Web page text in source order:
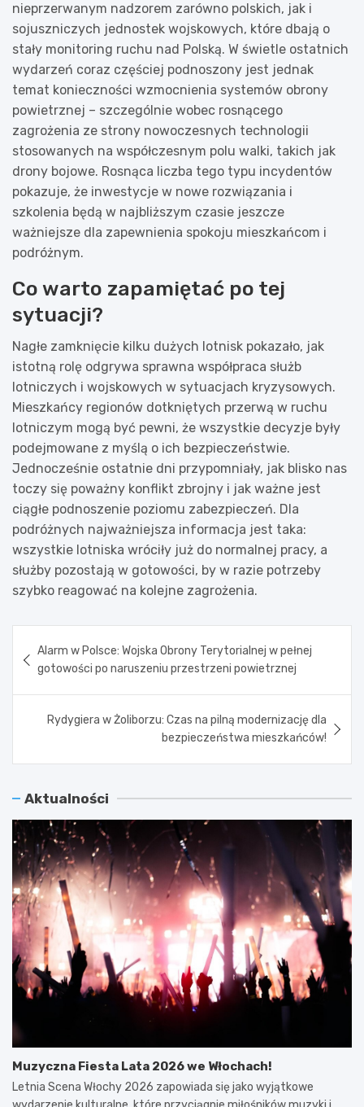
nieprzerwanym nadzorem zarówno polskich, jak i
sojuszniczych jednostek wojskowych, które dbają o
stały monitoring ruchu nad Polską. W świetle ostatnich
wydarzeń coraz częściej podnoszony jest jednak
temat konieczności wzmocnienia systemów obrony
powietrznej – szczególnie wobec rosnącego
zagrożenia ze strony nowoczesnych technologii
stosowanych na współczesnym polu walki, takich jak
drony bojowe. Rosnąca liczba tego typu incydentów
pokazuje, że inwestycje w nowe rozwiązania i
szkolenia będą w najbliższym czasie jeszcze
ważniejsze dla zapewnienia spokoju mieszkańcom i
podróżnym.
Co warto zapamiętać po tej
sytuacji?
Nagłe zamknięcie kilku dużych lotnisk pokazało, jak
istotną rolę odgrywa sprawna współpraca służb
lotniczych i wojskowych w sytuacjach kryzysowych.
Mieszkańcy regionów dotkniętych przerwą w ruchu
lotniczym mogą być pewni, że wszystkie decyzje były
podejmowane z myślą o ich bezpieczeństwie.
Jednocześnie ostatnie dni przypomniały, jak blisko nas
toczy się poważny konflikt zbrojny i jak ważne jest
ciągłe podnoszenie poziomu zabezpieczeń. Dla
podróżnych najważniejsza informacja jest taka:
wszystkie lotniska wróciły już do normalnej pracy, a
służby pozostają w gotowości, by w razie potrzeby
szybko reagować na kolejne zagrożenia.
wpisu
Alarm w Polsce: Wojska Obrony Terytorialnej w pełnej
gotowości po naruszeniu przestrzeni powietrznej
Rydygiera w Żoliborzu: Czas na pilną modernizację dla
bezpieczeństwa mieszkańców!
Aktualności
Muzyczna Fiesta Lata 2026 we Włochach!
Letnia Scena Włochy 2026 zapowiada się jako wyjątkowe